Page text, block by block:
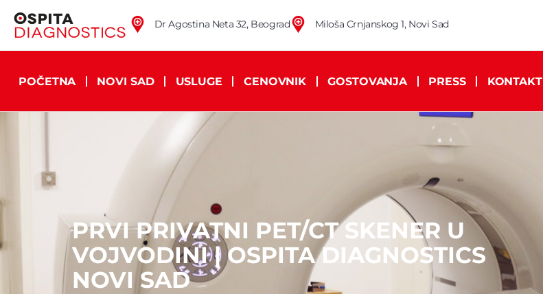
Dr Agostina Neta 32, Beograd Miloša Crnjanskog 1, Novi Sad
POČETNA NOVI SAD USLUGE CENOVNIK GOSTOVANJA PRESS KONTAKT
PRVI PRIVATNI PET/CT SKENER U
VOJVODINI | OSPITA DIAGNOSTICS
NOVI SAD